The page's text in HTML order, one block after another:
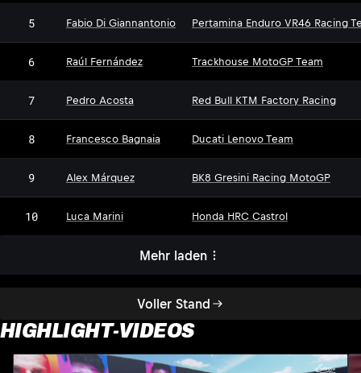
Voller Stand
5 Fabio Di Giannantonio Pertamina Enduro VR46 Racing
6 Raúl Fernández Trackhouse MotoGP Team
7 Pedro Acosta Red Bull KTM Factory Racing
8 Francesco Bagnaia Ducati Lenovo Team
9 Alex Márquez BK8 Gresini Racing MotoGP
10 Luca Marini Honda HRC Castrol
Mehr laden
HIGHLIGHT-VIDEOS